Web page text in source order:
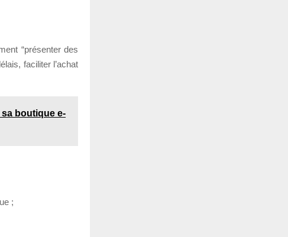
“présenter des
faciliter l’achat
boutique e-
;